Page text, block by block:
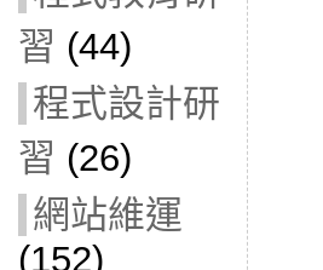
習 (44)
程式設計研
習 (26)
網站維運
(152)